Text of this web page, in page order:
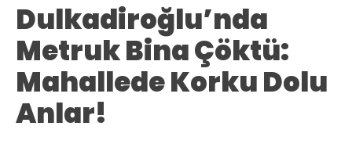
Dulkadiroğlu’nda
Metruk Bina Çöktü:
Mahallede Korku Dolu
Anlar!